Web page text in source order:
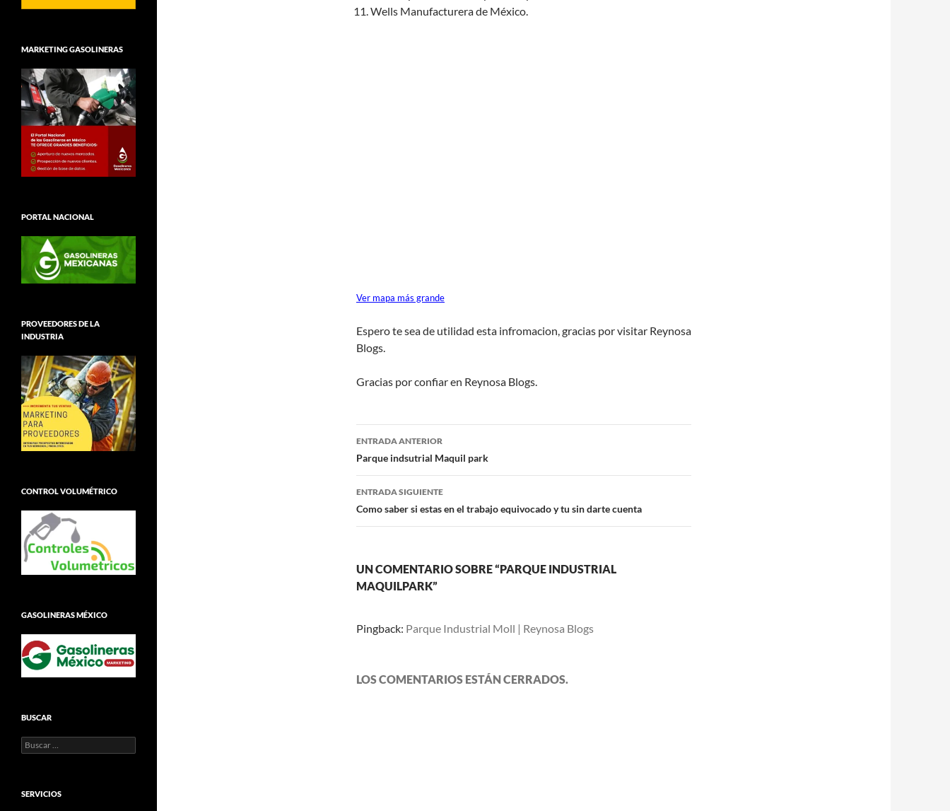
Wells Manufacturera de México.
Ver mapa más grande
Espero te sea de utilidad esta infromacion, gracias por visitar Reynosa
Blogs.
Gracias por confiar en Reynosa Blogs.
Navegación
de
entradas
ENTRADA ANTERIOR
Parque indsutrial Maquil park
ENTRADA SIGUIENTE
Como saber si estas en el trabajo equivocado y tu sin darte cuenta
UN COMENTARIO SOBRE “PARQUE INDUSTRIAL
MAQUILPARK”
Pingback: Parque Industrial Moll | Reynosa Blogs
LOS COMENTARIOS ESTÁN CERRADOS.
MARKETING GASOLINERAS
PORTAL NACIONAL
PROVEEDORES DE LA
INDUSTRIA
CONTROL VOLUMÉTRICO
GASOLINERAS MÉXICO
BUSCAR
Buscar:
SERVICIOS